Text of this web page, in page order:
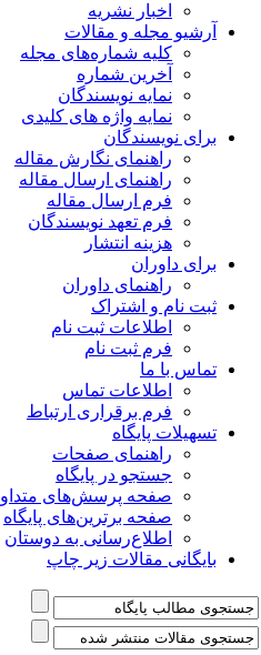
اخبار نشریه
آرشیو مجله و مقالات
کلیه شماره‌های مجله
آخرین شماره
نمایه نویسندگان
نمایه واژه های کلیدی
برای نویسندگان
راهنمای نگارش مقاله
راهنمای ارسال مقاله
فرم ارسال مقاله
فرم تعهد نویسندگان
هزینه انتشار
برای داوران
راهنمای داوران
ثبت نام و اشتراک
اطلاعات ثبت نام
فرم ثبت نام
تماس با ما
اطلاعات تماس
فرم برقراری ارتباط
تسهیلات پایگاه
راهنمای صفحات
جستجو در پایگاه
صفحه پرسش‌های متداول
صفحه برترین‌های پایگاه
اطلاع‌رسانی به دوستان
بایگانی مقالات زیر چاپ